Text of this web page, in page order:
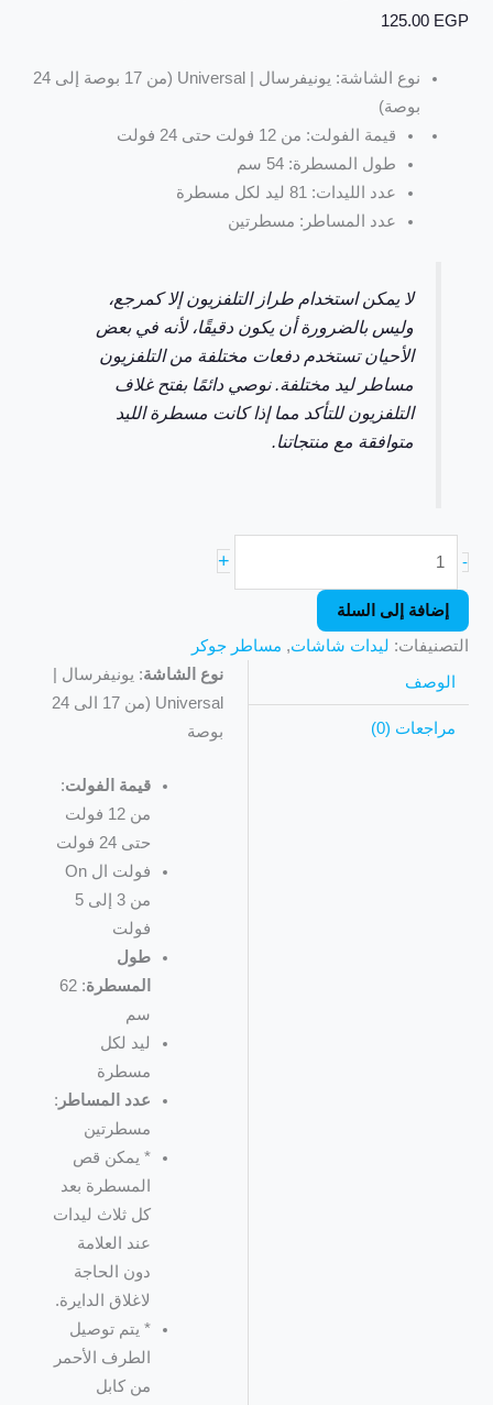
125.00 EGP
نوع الشاشة: يونيفرسال | Universal (من 17 بوصة إلى 24
بوصة)
قيمة الفولت: من 12 فولت حتى 24 فولت
طول المسطرة: 54 سم
عدد الليدات: 81 ليد لكل مسطرة
عدد المساطر: مسطرتين
لا يمكن استخدام طراز التلفزيون إلا كمرجع،
وليس بالضرورة أن يكون دقيقًا، لأنه في بعض
الأحيان تستخدم دفعات مختلفة من التلفزيون
مساطر ليد مختلفة. نوصي دائمًا بفتح غلاف
التلفزيون للتأكد مما إذا كانت مسطرة الليد
متوافقة مع منتجاتنا.
-
+
إضافة إلى السلة
التصنيفات: ليدات شاشات, مساطر جوكر
الوصف
مراجعات (0)
نوع الشاشة: يونيفرسال |
Universal (من 17 الى 24
بوصة
قيمة الفولت:
من 12 فولت
حتى 24 فولت
فولت ال On
من 3 إلى 5
فولت
طول
المسطرة : 62
سم
ليد لكل
مسطرة
عدد المساطر :
مسطرتين
* يمكن قص
المسطرة بعد
كل ثلاث ليدات
عند العلامة
دون الحاجة
لاغلاق الدايرة.
* يتم توصيل
الطرف الأحمر
من كابل